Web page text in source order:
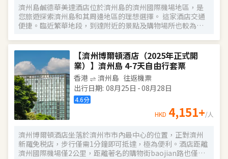
濟州島鹹德華美達酒店位於濟州島的濟州國際機場地區，是
您旅遊探索濟州島和其周邊地區的理想選擇。 這家酒店交通
便捷。臨近繁華地段，到達附近的景點及購物場所也較為便
華美達酒店中享受尊貴的服務與設施。 酒店特色服務，包括
公共休息室/電視室, 免費有線網絡，免費無線網絡, 會議設施,
行李存放服務, 餐廳。酒店還提供高級房，家庭房等舒適便利
的房型可供選擇。 酒店約有300多間房間，大部分客房都配
有暖氣, 無線上網（免費）, 洗衣機, 電話，電視機，再講究的
客人也能感受到酒店服務的誠意與品質。 除此之外，酒店各
種娛樂設施一定會讓您在留宿期間享受更多樂趣。 專業的服
務與豐富的特色活動盡在濟州島鹹德華美達酒店。
【濟州博爾頓酒店（2025年正式開
業）】濟州島 4-7天自由行套票
香港 濟州島 往返機票
出行日期: 08月25日 -08月28日
4.6分
HKD 4,151+/人
濟州博爾頓酒店坐落於濟州市市內最中心的位置，正對濟州
新羅免税店，步行僅需1分鐘即可抵達，極為便利。酒店距離
濟州國際機場僅2公里，距離著名的購物街baojian路也僅步